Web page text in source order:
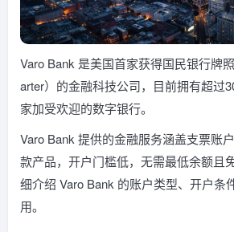
Varo Bank 是美国首家获得国民银行牌
arter）的金融科技公司，目前拥有超过
家加受欢迎的数字银行。
Varo Bank 提供的金融服务涵盖支票账
款产品，开户门槛低，无需最低余额且
细介绍 Varo Bank 的账户类型、开户条
用。